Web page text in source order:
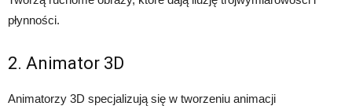
płynności.
2. Animator 3D
Animatorzy 3D specjalizują się w tworzeniu animacji